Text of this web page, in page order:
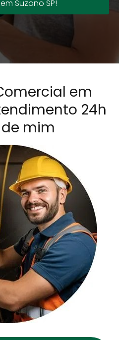
Suzano SP!
em
24h
mim